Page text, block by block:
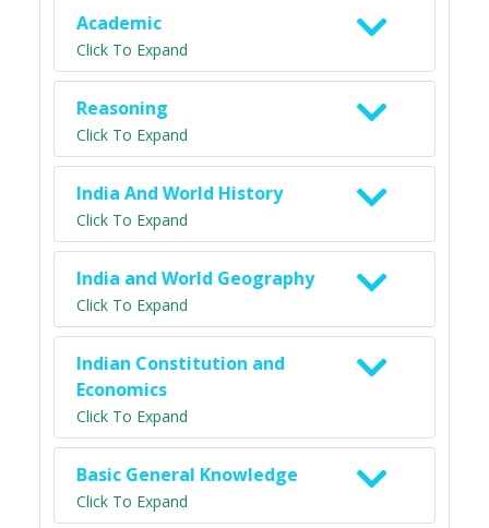
Academic
Click To Expand
Reasoning
Click To Expand
India And World History
Click To Expand
India and World Geography
Click To Expand
Indian Constitution and
Economics
Click To Expand
Basic General Knowledge
Click To Expand